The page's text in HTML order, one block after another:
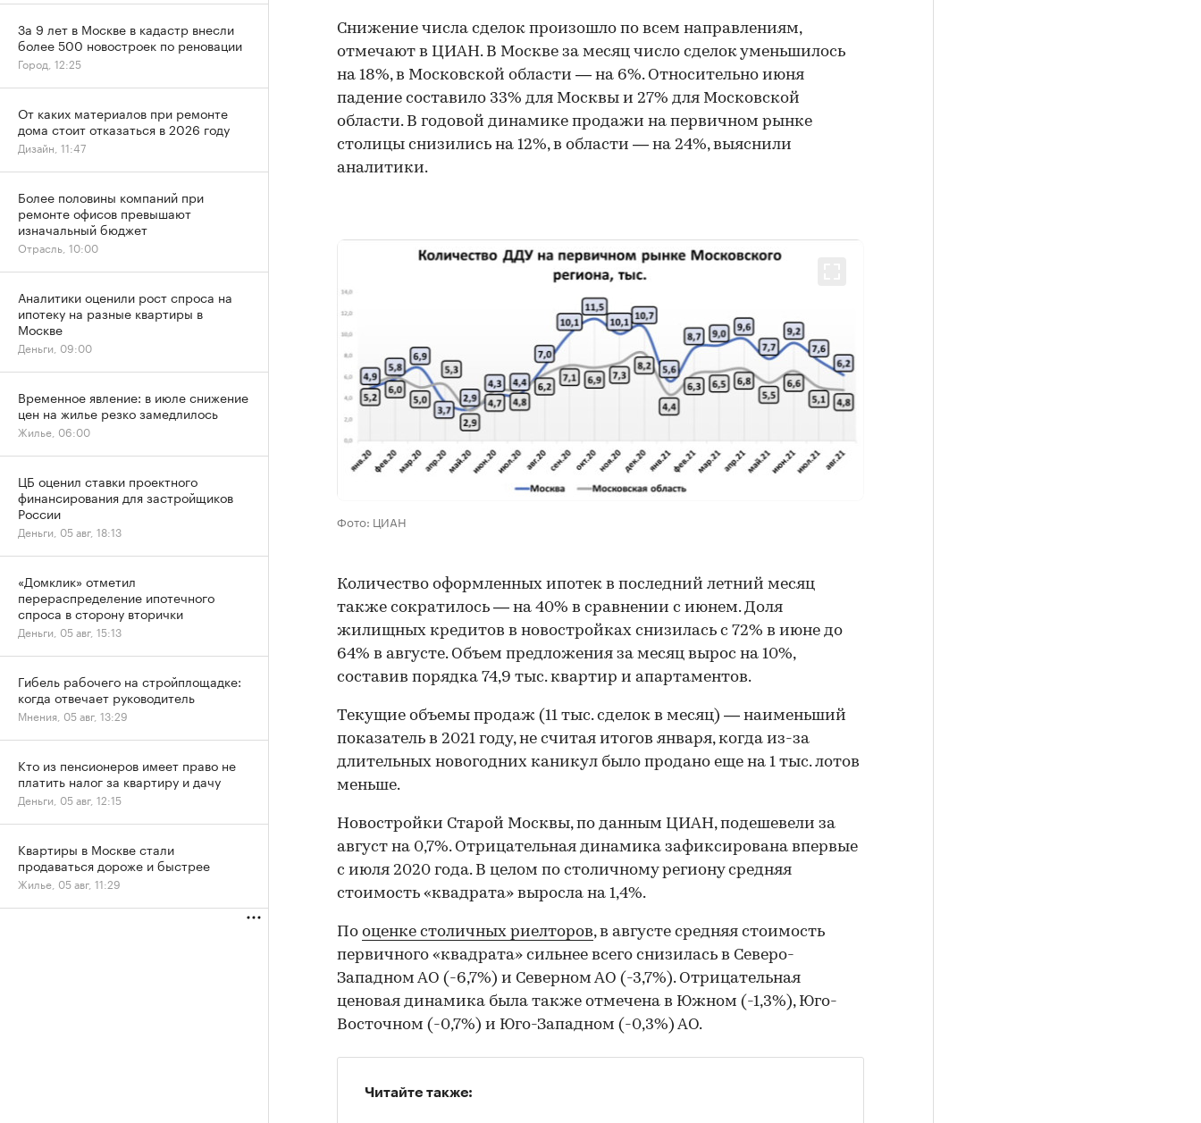
Снижение числа сделок произошло по всем направлениям,
отмечают в ЦИАН. В Москве за месяц число сделок уменьшилось
на 18%, в Московской области — на 6%. Относительно июня
падение составило 33% для Москвы и 27% для Московской
области. В годовой динамике продажи на первичном рынке
столицы снизились на 12%, в области — на 24%, выяснили
аналитики.
00:00 00:00
Фото: ЦИАН
Количество оформленных ипотек в последний летний месяц
также сократилось — на 40% в сравнении с июнем. Доля
жилищных кредитов в новостройках снизилась с 72% в июне до
64% в августе. Объем предложения за месяц вырос на 10%,
составив порядка 74,9 тыс. квартир и апартаментов.
Текущие объемы продаж (11 тыс. сделок в месяц) — наименьший
показатель в 2021 году, не считая итогов января, когда из-за
длительных новогодних каникул было продано еще на 1 тыс. лотов
меньше.
Новостройки Старой Москвы, по данным ЦИАН, подешевели за
август на 0,7%. Отрицательная динамика зафиксирована впервые
с июля 2020 года. В целом по столичному региону средняя
стоимость «квадрата» выросла на 1,4%.
По оценке столичных риелторов, в августе средняя стоимость
первичного «квадрата» сильнее всего снизилась в Северо-
Западном АО (-6,7%) и Северном АО (-3,7%). Отрицательная
ценовая динамика была также отмечена в Южном (-1,3%), Юго-
Восточном (-0,7%) и Юго-Западном (-0,3%) АО.
Читайте также:
За 9 лет в Москве в кадастр внесли
более 500 новостроек по реновации
Город, 12:25
От каких материалов при ремонте
дома стоит отказаться в 2026 году
Дизайн, 11:47
Более половины компаний при
ремонте офисов превышают
изначальный бюджет
Отрасль, 10:00
Аналитики оценили рост спроса на
ипотеку на разные квартиры в
Москве
Деньги, 09:00
Временное явление: в июле снижение
цен на жилье резко замедлилось
Жилье, 06:00
ЦБ оценил ставки проектного
финансирования для застройщиков
России
Деньги, 05 авг, 18:13
«Домклик» отметил
перераспределение ипотечного
спроса в сторону вторички
Деньги, 05 авг, 15:13
Гибель рабочего на стройплощадке:
когда отвечает руководитель
Мнения, 05 авг, 13:29
Кто из пенсионеров имеет право не
платить налог за квартиру и дачу
Деньги, 05 авг, 12:15
Квартиры в Москве стали
продаваться дороже и быстрее
Жилье, 05 авг, 11:29